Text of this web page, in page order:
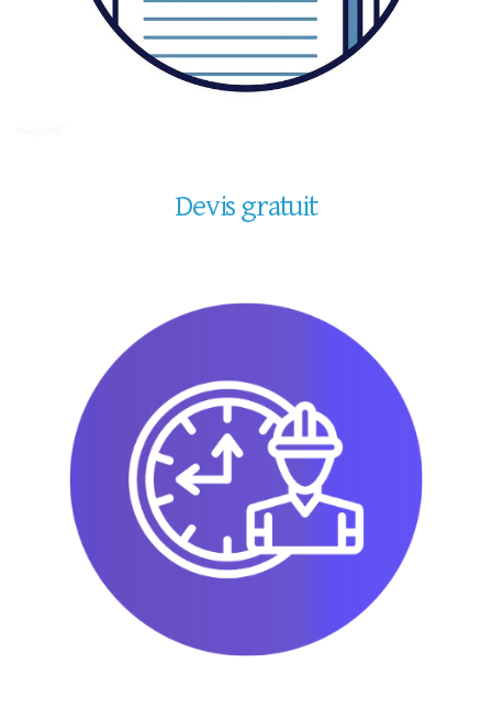
Devis gratuit